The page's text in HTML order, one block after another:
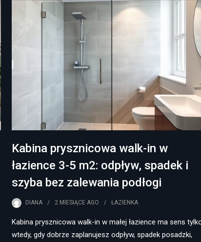
Kabina prysznicowa walk-in w
łazience 3-5 m2: odpływ, spadek i
szyba bez zalewania podłogi
DIANA 2 MIESIĄCEAGO ŁAZIENKA
Kabina prysznicowa walk-in w małej łazience ma sens
wtedy, gdy dobrze zaplanujesz odpływ, spadek posadzki,